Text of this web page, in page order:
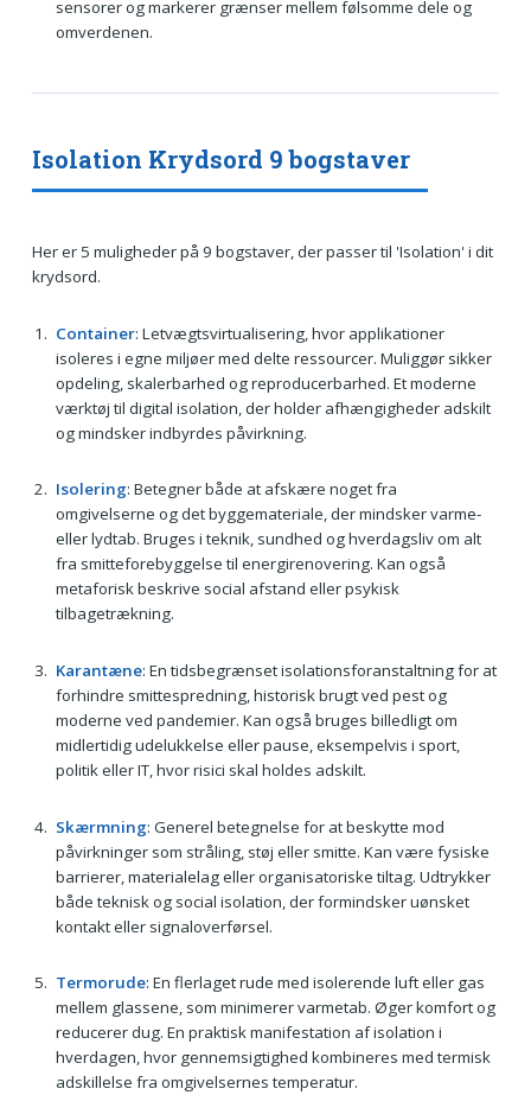
sensorer og markerer grænser mellem følsomme dele og
omverdenen.
Isolation Krydsord 9 bogstaver
Her er 5 muligheder på 9 bogstaver, der passer til 'Isolation' i dit
krydsord.
Container: Letvægtsvirtualisering, hvor applikationer
isoleres i egne miljøer med delte ressourcer. Muliggør sikker
opdeling, skalerbarhed og reproducerbarhed. Et moderne
værktøj til digital isolation, der holder afhængigheder adskilt
og mindsker indbyrdes påvirkning.
Isolering: Betegner både at afskære noget fra
omgivelserne og det byggemateriale, der mindsker varme-
eller lydtab. Bruges i teknik, sundhed og hverdagsliv om alt
fra smitteforebyggelse til energirenovering. Kan også
metaforisk beskrive social afstand eller psykisk
tilbagetrækning.
Karantæne: En tidsbegrænset isolationsforanstaltning for at
forhindre smittespredning, historisk brugt ved pest og
moderne ved pandemier. Kan også bruges billedligt om
midlertidig udelukkelse eller pause, eksempelvis i sport,
politik eller IT, hvor risici skal holdes adskilt.
Skærmning: Generel betegnelse for at beskytte mod
påvirkninger som stråling, støj eller smitte. Kan være fysiske
barrierer, materialelag eller organisatoriske tiltag. Udtrykker
både teknisk og social isolation, der formindsker uønsket
kontakt eller signaloverførsel.
Termorude: En flerlaget rude med isolerende luft eller gas
mellem glassene, som minimerer varmetab. Øger komfort og
reducerer dug. En praktisk manifestation af isolation i
hverdagen, hvor gennemsigtighed kombineres med termisk
adskillelse fra omgivelsernes temperatur.